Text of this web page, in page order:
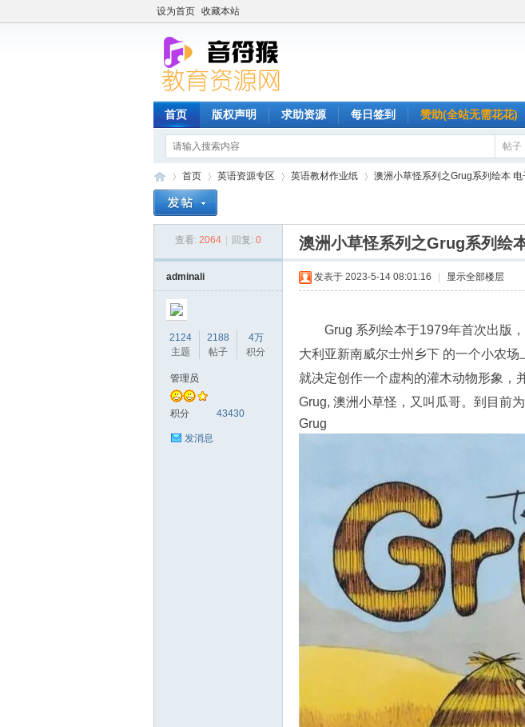
设为首页 收藏本站
首页 版权声明 求助资源 每日签到 赞助(全站无需花花)
帖子
首页
›
英语资源专区 英语教材作业纸
›
澳洲小草怪系列之Grug系列绘本
查看: 2064 回复: 0 澳洲小草怪系列之Grug系列绘
adminali
2124
主题
2188
帖子
4万
积分
管理员
积分 43430
发消息
发表于 2023-5-14 08:01:16 显示全部楼层
Grug 系列绘本于1979年首次出版
大利亚新南威尔士州乡下 的一个小农
就决定创作一个虚构的灌木动物形象，
Grug, 澳洲小草怪，又叫瓜哥。到目前
Grug